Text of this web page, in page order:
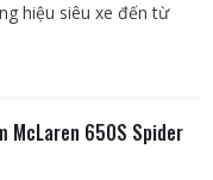
hiệu siêu xe đến từ
McLaren 650S Spider